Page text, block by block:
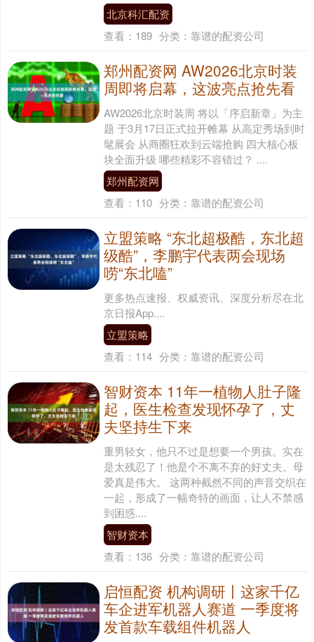
北京科汇配资
查看： 189 分类： 靠谱的配资公司
郑州配资网 AW2026北京时装
周即将启幕，这波亮点抢先看
AW2026北京时装周 将以「序启新章」为主
题 于3月17日正式拉开帷幕 从高定秀场到时
髦展会 从商圈狂欢到云端抢购 四大核心板
块全面升级 哪些精彩不容错过？ ....
郑州配资网
查看： 110 分类： 靠谱的配资公司
立盟策略 “东北超极酷，东北超
级酷”，李鹏宇代表两会现场
唠“东北嗑”
更多热点速报、权威资讯、深度分析尽在北
京日报App....
立盟策略
查看： 114 分类： 靠谱的配资公司
智财资本 11年一植物人肚子隆
起，医生检查发现怀孕了，丈
夫坚持生下来
重男轻女，他只不过是想要一个男孩。实在
是太残忍了！他是个不离不弃的好丈夫。母
爱真是伟大。 这两种截然不同的声音交织在
一起，形成了一幅奇特的画面，让人不禁感
到困惑....
智财资本
查看： 136 分类： 靠谱的配资公司
启恒配资 机构调研丨这家千亿
车企进军机器人赛道 一季度将
发首款车载组件机器人